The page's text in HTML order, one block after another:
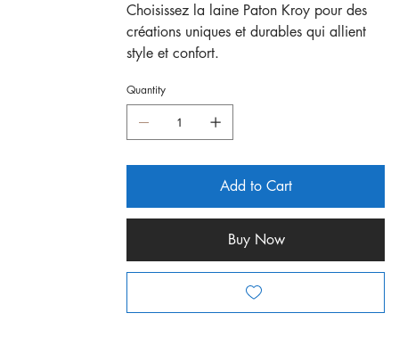
Choisissez la laine Paton Kroy pour des
créations uniques et durables qui allient
style et confort.
Quantity
Add to Cart
Buy Now